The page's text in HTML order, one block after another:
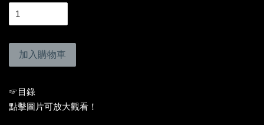
加入購物車
☞目錄
點擊圖片可放大觀看！